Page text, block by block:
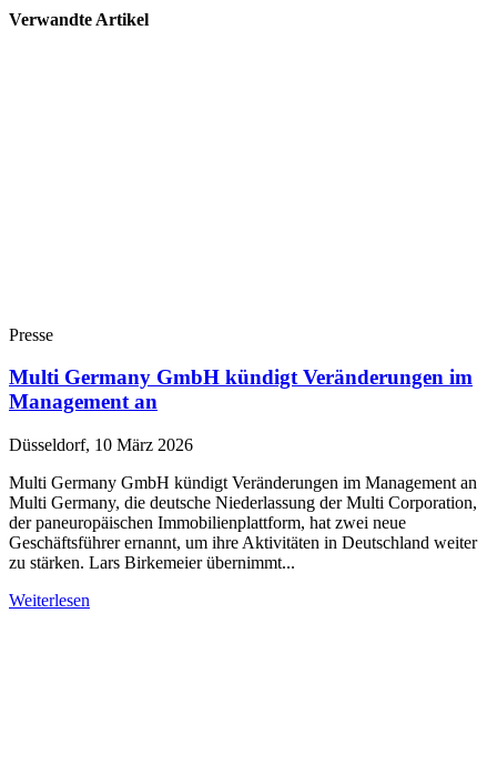
Verwandte Artikel
Presse
Multi Germany GmbH kündigt Veränderungen im
Management an
Düsseldorf, 10 März 2026
Multi Germany GmbH kündigt Veränderungen im Management an
Multi Germany, die deutsche Niederlassung der Multi Corporation,
der paneuropäischen Immobilienplattform, hat zwei neue
Geschäftsführer ernannt, um ihre Aktivitäten in Deutschland weiter
zu stärken. Lars Birkemeier übernimmt...
Weiterlesen